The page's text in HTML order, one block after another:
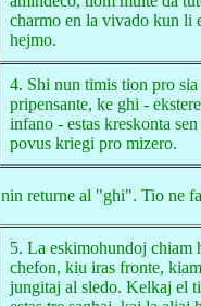
charmo en la vivado kun li
hejmo.
4. Shi nun timis tion pro
pripensante, ke ghi -
infano - estas kreskonta
povus kriegi pro mizero.
returne al "ghi". Tio ne
5. La eskimohundoj chiam
chefon, kiu iras fronte,
jungitaj al sledo. Kelkaj el